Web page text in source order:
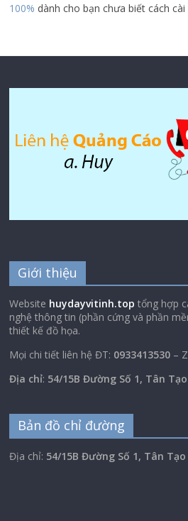
100% dành cho bạn chưa biết cách cài
Giới thiệu
Website huydayvitinh.top tổng hợp
nghệ thông tin (phần cứng và phần
thiết kế đồ họa.
Mọi chi tiết liên hệ ĐT: 0933413530 –
Địa chỉ: 54/15B Đường Số 1, Tân
Bản đồ chỉ đường
Địa chỉ: 54/15B Đường Số 1, Tân